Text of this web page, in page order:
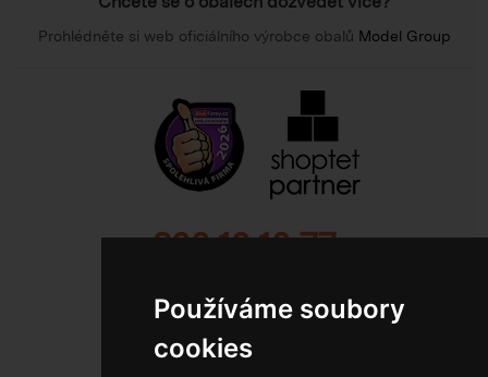
Používáme soubory
cookies
Prohlédněte si web oficiálního výrobce obalů Model Group
800 10 10 77